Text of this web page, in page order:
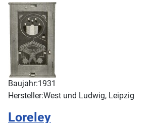
Baujahr:1931
Hersteller:West und Ludwig, Leipzig
Loreley